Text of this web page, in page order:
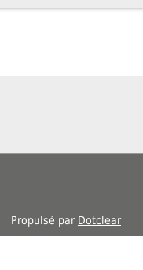
Propulsé par Dotclear